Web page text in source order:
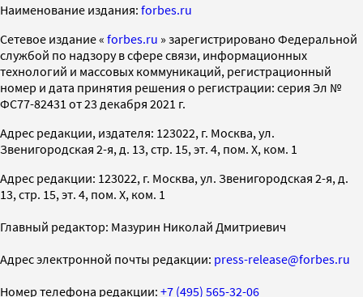
Наименование издания: forbes.ru
Cетевое издание « forbes.ru » зарегистрировано Федеральной
службой по надзору в сфере связи, информационных
технологий и массовых коммуникаций, регистрационный
номер и дата принятия решения о регистрации: серия Эл №
ФС77-82431 от 23 декабря 2021 г.
Адрес редакции, издателя: 123022, г. Москва, ул.
Звенигородская 2-я, д. 13, стр. 15, эт. 4, пом. X, ком. 1
Адрес редакции: 123022, г. Москва, ул. Звенигородская 2-я, д.
13, стр. 15, эт. 4, пом. X, ком. 1
Главный редактор: Мазурин Николай Дмитриевич
Адрес электронной почты редакции: press-release@forbes.ru
Номер телефона редакции: +7 (495) 565-32-06